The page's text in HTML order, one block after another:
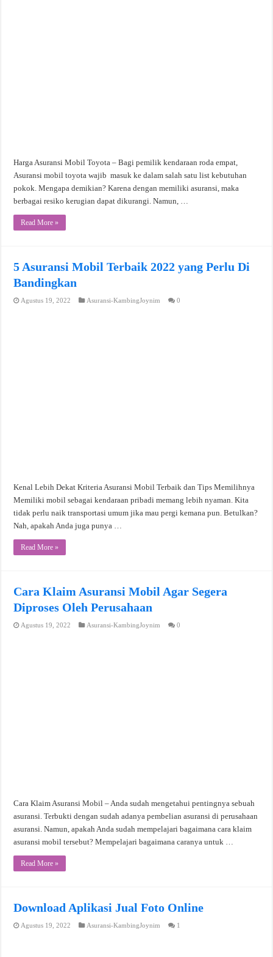
Harga Asuransi Mobil Toyota – Bagi pemilik kendaraan roda empat,
Asuransi mobil toyota wajib masuk ke dalam salah satu list kebutuhan
pokok. Mengapa demikian? Karena dengan memiliki asuransi, maka
berbagai resiko kerugian dapat dikurangi. Namun, …
Read More »
5 Asuransi Mobil Terbaik 2022 yang Perlu Di
Bandingkan
Agustus 19, 2022 Asuransi-KambingJoynim 0
Kenal Lebih Dekat Kriteria Asuransi Mobil Terbaik dan Tips Memilihnya
Memiliki mobil sebagai kendaraan pribadi memang lebih nyaman. Kita
tidak perlu naik transportasi umum jika mau pergi kemana pun. Betulkan?
Nah, apakah Anda juga punya …
Read More »
Cara Klaim Asuransi Mobil Agar Segera
Diproses Oleh Perusahaan
Agustus 19, 2022 Asuransi-KambingJoynim 0
Cara Klaim Asuransi Mobil – Anda sudah mengetahui pentingnya sebuah
asuransi. Terbukti dengan sudah adanya pembelian asuransi di perusahaan
asuransi. Namun, apakah Anda sudah mempelajari bagaimana cara klaim
asuransi mobil tersebut? Mempelajari bagaimana caranya untuk …
Read More »
Download Aplikasi Jual Foto Online
Agustus 19, 2022 Asuransi-KambingJoynim 1